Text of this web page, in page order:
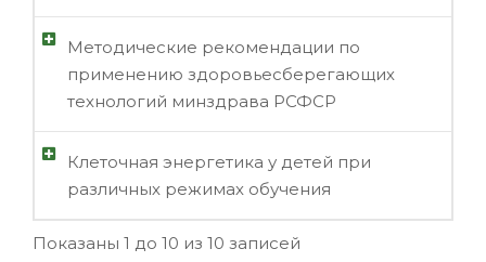
Методические рекомендации по
применению здоровьесберегающих
технологий минздрава РСФСР
Клеточная энергетика у детей при
различных режимах обучения
Показаны 1 до 10 из 10 записей